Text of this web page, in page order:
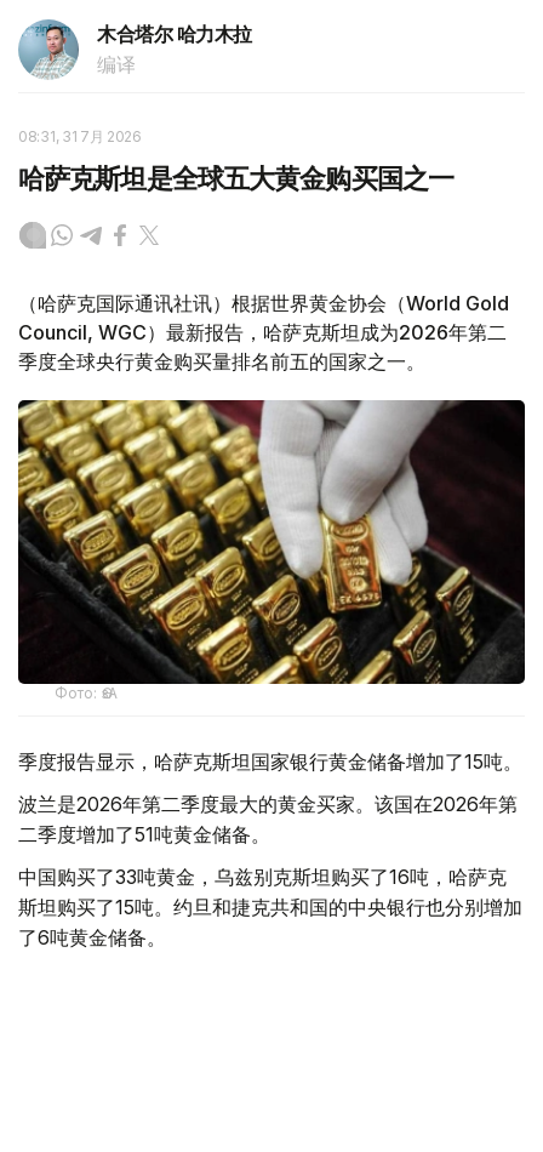
木合塔尔 哈力木拉
编译
08:31, 31 7月 2026
哈萨克斯坦是全球五大黄金购买国之一
（哈萨克国际通讯社讯）根据世界黄金协会（World Gold
Council, WGC）最新报告，哈萨克斯坦成为2026年第二
季度全球央行黄金购买量排名前五的国家之一。
Фото: ӨзА
季度报告显示，哈萨克斯坦国家银行黄金储备增加了15吨。
波兰是2026年第二季度最大的黄金买家。该国在2026年第
二季度增加了51吨黄金储备。
中国购买了33吨黄金，乌兹别克斯坦购买了16吨，哈萨克
斯坦购买了15吨。约旦和捷克共和国的中央银行也分别增加
了6吨黄金储备。